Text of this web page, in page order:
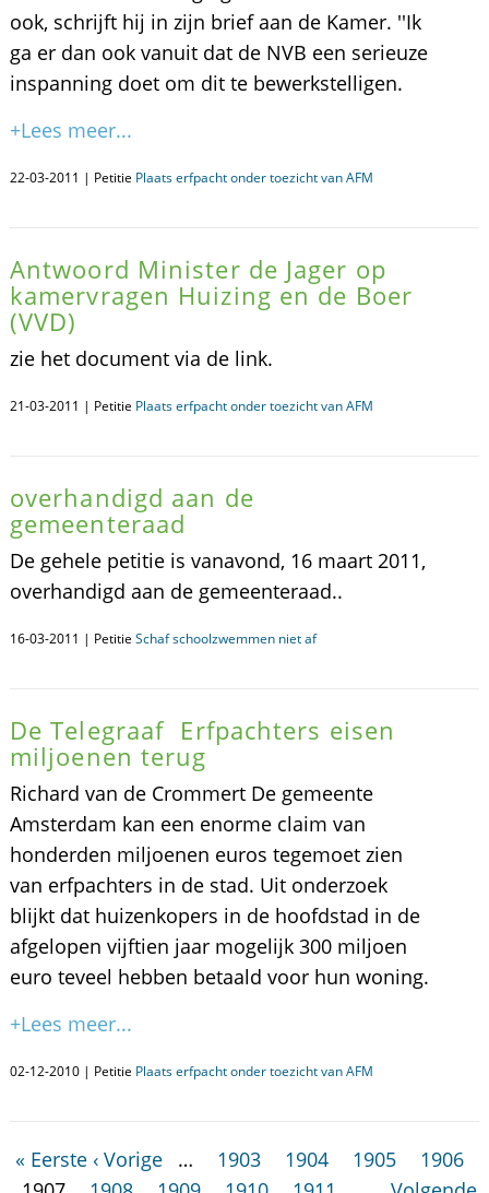
ook, schrijft hij in zijn brief aan de Kamer. ''Ik
ga er dan ook vanuit dat de NVB een serieuze
inspanning doet om dit te bewerkstelligen.
+Lees meer...
22-03-2011 | Petitie Plaats erfpacht onder toezicht van AFM
Antwoord Minister de Jager op
kamervragen Huizing en de Boer
(VVD)
zie het document via de link.
21-03-2011 | Petitie Plaats erfpacht onder toezicht van AFM
overhandigd aan de
gemeenteraad
De gehele petitie is vanavond, 16 maart 2011,
overhandigd aan de gemeenteraad..
16-03-2011 | Petitie Schaf schoolzwemmen niet af
De Telegraaf  Erfpachters eisen
miljoenen terug
Richard van de Crommert De gemeente
Amsterdam kan een enorme claim van
honderden miljoenen euros tegemoet zien
van erfpachters in de stad. Uit onderzoek
blijkt dat huizenkopers in de hoofdstad in de
afgelopen vijftien jaar mogelijk 300 miljoen
euro teveel hebben betaald voor hun woning.
+Lees meer...
02-12-2010 | Petitie Plaats erfpacht onder toezicht van AFM
« Eerste ‹ Vorige … 1903 1904 1905
1906